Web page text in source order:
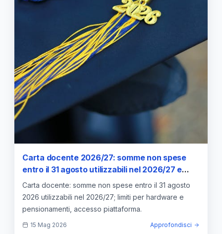
Carta docente 2026/27: somme non spese
entro il 31 agosto utilizzabili nel 2026/27 e
limiti per hardware e pensionamenti
Carta docente: somme non spese entro il 31 agosto
2026 utilizzabili nel 2026/27; limiti per hardware e
pensionamenti, accesso piattaforma.
15 Mag 2026 Approfondisci